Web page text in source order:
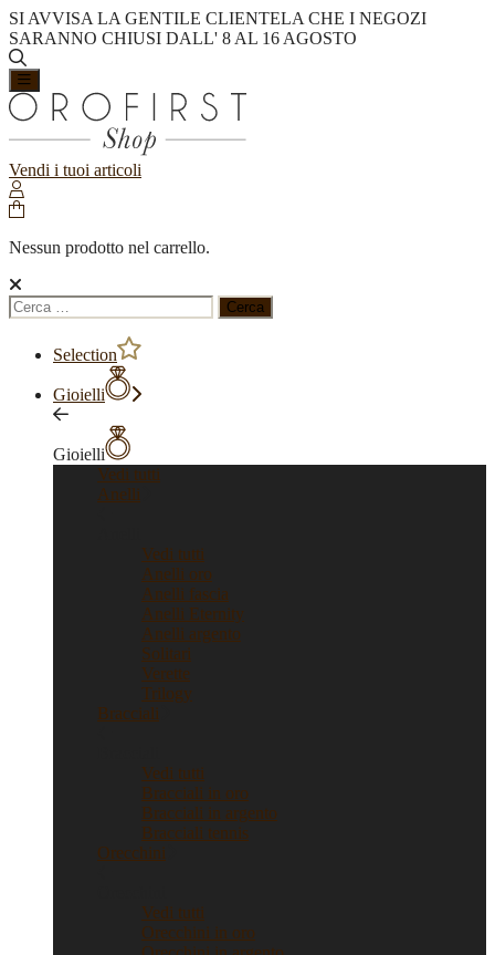
SI AVVISA LA GENTILE CLIENTELA CHE I NEGOZI
SARANNO CHIUSI DALL' 8 AL 16 AGOSTO
Vendi i tuoi articoli
Nessun prodotto nel carrello.
Ricerca
per:
Selection
Gioielli
Gioielli
Vedi tutti
Anelli
Vedi tutti
Anelli oro
Anelli fascia
Anelli Eternity
Anelli argento
Solitari
Verette
Trilogy
Bracciali
Vedi tutti
Bracciali in oro
Bracciali in argento
Bracciali tennis
Orecchini
Vedi tutti
Orecchini in oro